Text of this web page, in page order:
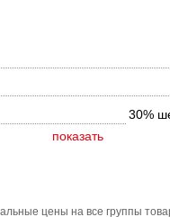
образ. Подойдет под
цены на все группы
30%